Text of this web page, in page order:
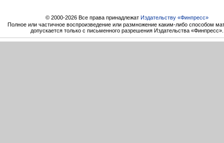
© 2000-2026 Все права принадлежат Издательству «Финпресс»
Полное или частичное воспроизведение или размножение каким-либо способом
допускается только с письменного разрешения Издательства «Финпресс».